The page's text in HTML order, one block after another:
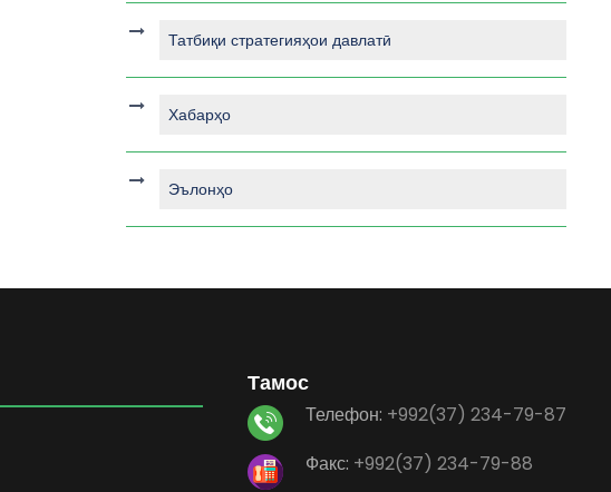
Татбиқи стратегияҳои давлатӣ
Хабарҳо
Эълонҳо
Тамос
Телефон: +992(37) 234-79-87
Факс: +992(37) 234-79-88